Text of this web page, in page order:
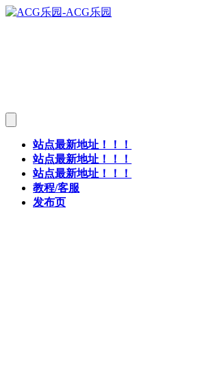
站点最新地址！！！
站点最新地址！！！
站点最新地址！！！
教程/客服
发布页